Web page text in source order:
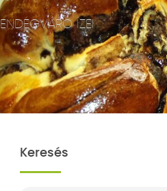
ÍZEI
Keresés